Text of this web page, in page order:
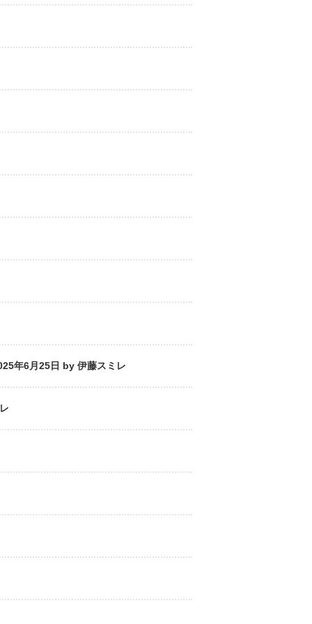
年6月25日 by 伊藤スミレ